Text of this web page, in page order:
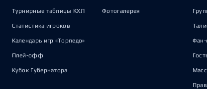
Турнирные таблицы КХЛ
Статистика игроков
Календарь игр «Торпедо»
Плей-офф
Кубок Губернатора
Фотогалерея
Фан-